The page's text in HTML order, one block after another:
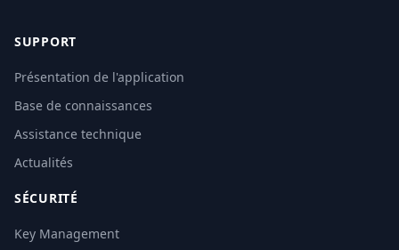
SUPPORT
Présentation de l'application
Base de connaissances
Assistance technique
Actualités
SÉCURITÉ
Key Management